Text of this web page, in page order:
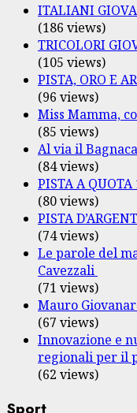
ITALIANI
(186 views)
TRICOLORI
(105 views)
PISTA, ORO E
(96 views)
Miss Mamma,
(85 views)
Al via il
(84 views)
PISTA A QUOTA
(80 views)
PISTA
(74 views)
Le parole del
Cavezzali
(71 views)
Mauro
(67 views)
Innovazione e
regionali per il
(62 views)
Sport